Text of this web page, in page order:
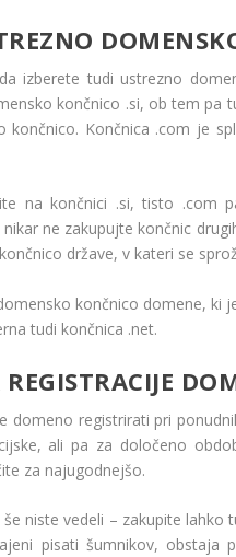
izberete tudi ustrezno
končnico .si, ob tem pa
končnico. Končnica .com je
na končnici .si, tisto .com
ne zakupujte končnic
države, v kateri se
končnico domene, ki
tudi končnica .net.
domeno registrirati pri
ali pa za določeno
za najugodnejšo.
niste vedeli – zakupite
pisati šumnikov, obstaja